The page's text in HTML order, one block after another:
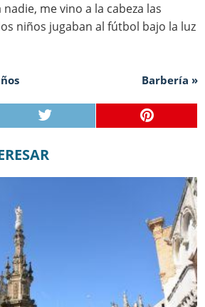
me vino a la cabeza las
niños jugaban al fútbol bajo la luz
Barbería »